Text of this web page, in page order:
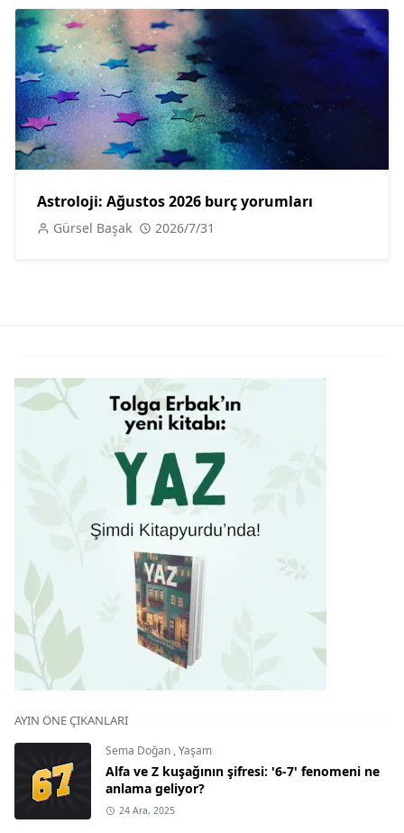
Astroloji: Ağustos 2026 burç yorumları
Gürsel Başak 2026/7/31
AYIN ÖNE ÇIKANLARI
Sema Doğan ,Yaşam
Alfa ve Z kuşağının şifresi: '6-7' fenomeni ne
anlama geliyor?
24 Ara, 2025